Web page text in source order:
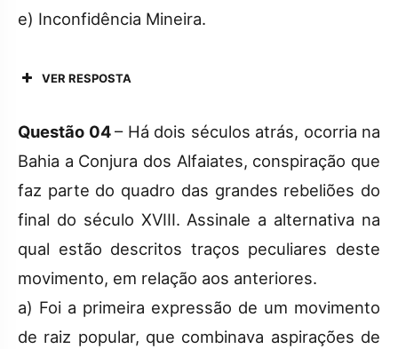
e) Inconfidência Mineira.
VER RESPOSTA
Questão 04– Há dois séculos atrás, ocorria na
Bahia a Conjura dos Alfaiates, conspiração que
faz parte do quadro das grandes rebeliões do
final do século XVIII. Assinale a alternativa na
qual estão descritos traços peculiares deste
movimento, em relação aos anteriores.
a) Foi a primeira expressão de um movimento
de raiz popular, que combinava aspirações de